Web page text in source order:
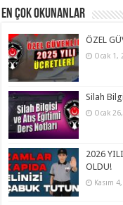
En Çok Okunanlar
ÖZEL
Ocak 1,
Silah
Ocak
2026 YILI
OLDU!
Kasım